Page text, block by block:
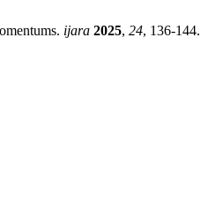
ijara 2025, 24, 136-144.